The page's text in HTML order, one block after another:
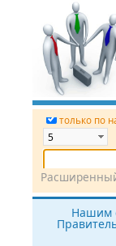
только по
Номер док.
Принявший
Нашим